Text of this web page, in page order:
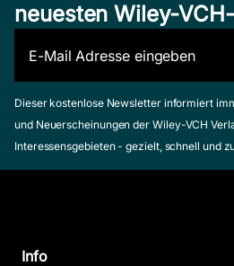
neuesten Wiley-
Dieser kostenlose Newsletter informiert
und Neuerscheinungen der Wiley-VCH
Interessensgebieten - gezielt, schnell und
Info